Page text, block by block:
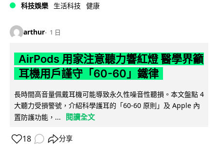
科技娛樂 生活科技 健康
arthur 1 日
AirPods 用家注意聽力響紅燈 醫學界籲
耳機用戶謹守「60-60」鐵律
長時間高音量佩戴耳機可能導致永久性噪音性聽損。本文盤點 4
大聽力受損警號，介紹科學護耳的「60-60 原則」及 Apple 內
置防護功能，...
閱讀全文
18 分享